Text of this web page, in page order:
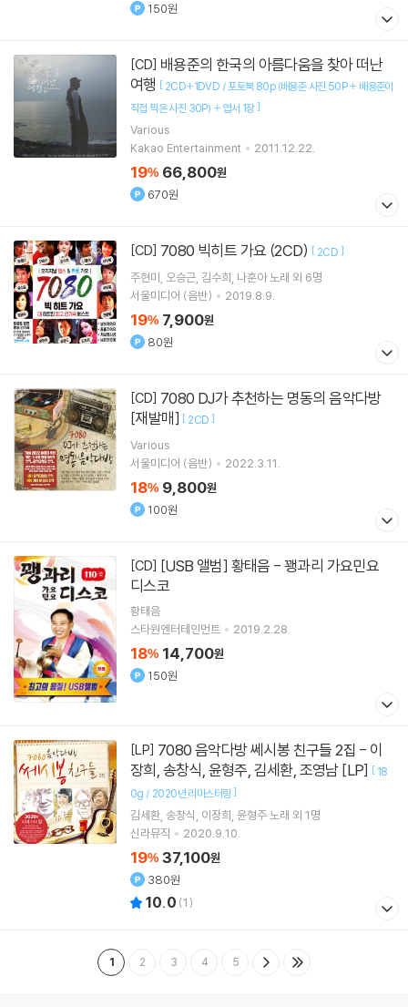
150원
[CD]
여행 [ 2CD+1DVD / 포토북 80p (배용준 사진 50P + 배용준이
직접 찍은 사진 30P) + 엽서 1장]
Various
Kakao Entertainment
2011.12.22.
19% 66,800원
670원
[CD] 7080 빅히트 가요 (2CD) [ 2CD ]
주현미 오승근 김수희 나훈아노래 외 6명
서울미디어 (음반)
2019.8.9.
19% 7,900원
80원
[CD]
[재발매] [ 2CD ]
Various
서울미디어 (음반)
2022.3.11.
18% 9,800원
100원
[CD]
디스코
황태음
스타원엔터테인먼트
2019.2.28.
18% 14,700원
150원
[LP]
장희, 송창식, 윤형주, 김세환, 조영남 [LP] [ 18
0g / 2020년 리마스터링 ]
김세환 송창식 이장희 윤형주 노래 외 1명
신라뮤직
2020.9.10.
19% 37,100원
380원
10.0 (1)
1 2 3 4 5